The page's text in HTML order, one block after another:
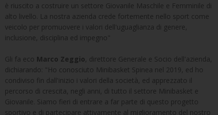
è riuscito a costruire un settore Giovanile Maschile e Femminile di
alto livello. La nostra azienda crede fortemente nello sport come
veicolo per promuovere i valori dell'uguaglianza di genere,
inclusione, disciplina ed impegno"
Gli fa eco Marco Zeggio, direttore Generale e Socio dell'azienda,
dichiarando: "Ho conosciuto Minibasket Spinea nel 2019, ed ho
condiviso fin dall'inizio i valori della società, ed apprezzato il
percorso di crescita, negli anni, di tutto il settore Minibasket e
Giovanile. Siamo fieri di entrare a far parte di questo progetto
sportivo e di partecipare attivamente al miglioramento del nostro